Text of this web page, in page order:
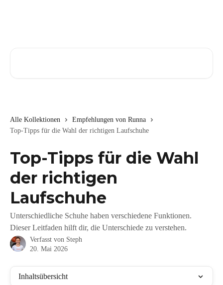
Alle Kollektionen
Empfehlungen von Runna
Top-Tipps für die Wahl der richtigen Laufschuhe
Top-Tipps für die Wahl
der richtigen
Laufschuhe
Unterschiedliche Schuhe haben verschiedene Funktionen.
Dieser Leitfaden hilft dir, die Unterschiede zu verstehen.
Verfasst von Steph
20. Mai 2026
Inhaltsübersicht